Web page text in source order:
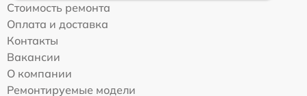
Стоимость ремонта
Оплата и доставка
Контакты
Вакансии
О компании
Ремонтируемые модели